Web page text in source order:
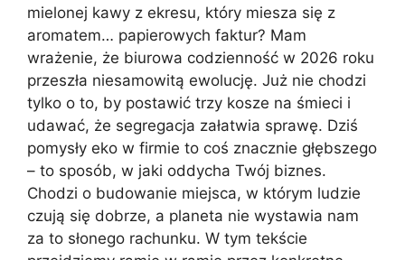
mielonej kawy z ekresu, który miesza się z
aromatem… papierowych faktur? Mam
wrażenie, że biurowa codzienność w 2026 roku
przeszła niesamowitą ewolucję. Już nie chodzi
tylko o to, by postawić trzy kosze na śmieci i
udawać, że segregacja załatwia sprawę. Dziś
pomysły eko w firmie to coś znacznie głębszego
– to sposób, w jaki oddycha Twój biznes.
Chodzi o budowanie miejsca, w którym ludzie
czują się dobrze, a planeta nie wystawia nam
za to słonego rachunku. W tym tekście